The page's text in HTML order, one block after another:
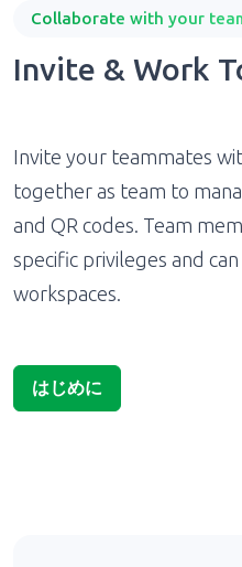
Collaborate with your
Invite & Work
Invite your teammates
together as team to
and QR codes. Team
specific privileges and
workspaces.
はじめに